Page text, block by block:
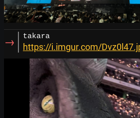
→ takara
https://i.imgur.com/